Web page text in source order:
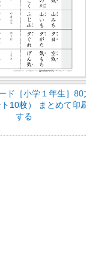
ド［小学１年生］80
10枚） まとめて印
する